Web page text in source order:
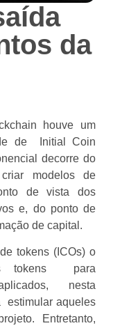
da
houve um
de Initial Coin
decorre do
modelos de
de vista dos
e, do ponto de
de capital.
tokens (ICOs) o
tokens para
nesta
estimular aqueles
Entretanto,